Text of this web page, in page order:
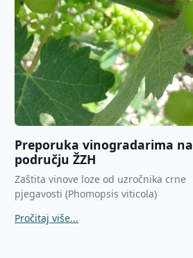
Preporuka vinogradarima na
području ŽZH
Zaštita vinove loze od uzročnika crne
pjegavosti (Phomopsis viticola)
Pročitaj više...